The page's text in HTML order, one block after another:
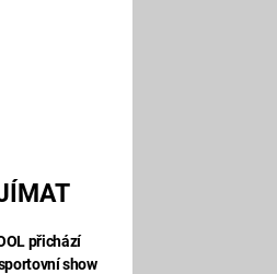
přichází
show